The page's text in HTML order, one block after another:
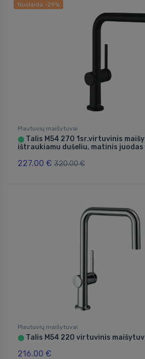
Nuolaida -29%
Plautuvių maišytuvai
⬤ Talis M54 270 1sr.virtuvinis
ištraukiamu dušeliu, matinis juodas
227.00 € 320.00 €
Plautuvių maišytuvai
⬤ Talis M54 220 virtuvinis
216.00 €